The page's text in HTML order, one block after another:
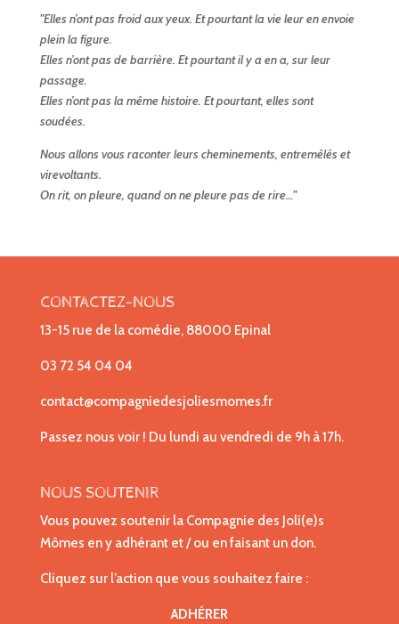
"Elles n’ont pas froid aux yeux. Et pourtant la vie leur en envoie
plein la figure.
Elles n’ont pas de barrière. Et pourtant il y a en a, sur leur
passage.
Elles n’ont pas la même histoire. Et pourtant, elles sont
soudées.
Nous allons vous raconter leurs cheminements, entremêlés et
virevoltants.
On rit, on pleure, quand on ne pleure pas de rire…"
CONTACTEZ-NOUS
13-15 rue de la comédie, 88000 Epinal
03 72 54 04 04
contact@compagniedesjoliesmomes.fr
Passez nous voir ! Du lundi au vendredi de 9h à 17h.
NOUS SOUTENIR
Vous pouvez soutenir la Compagnie des Joli(e)s
Mômes en y adhérant et / ou en faisant un don.
Cliquez sur l’action que vous souhaitez faire :
ADHÉRER